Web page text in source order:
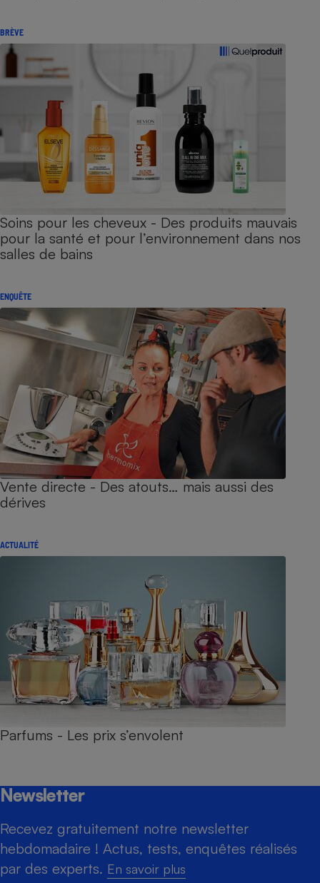
BRÈVE
Soins pour les cheveux - Des produits mauvais
pour la santé et pour l’environnement dans nos
salles de bains
ENQUÊTE
Vente directe - Des atouts… mais aussi des
dérives
ACTUALITÉ
Parfums - Les prix s’envolent
Newsletter
Recevez gratuitement notre newsletter
hebdomadaire ! Actus, tests, enquêtes réalisés
par des experts. En savoir plus